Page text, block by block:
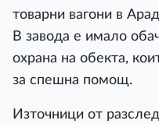
товарни вагони в
В завода е имало
охрана на обекта,
за спешна помощ.
Източници от